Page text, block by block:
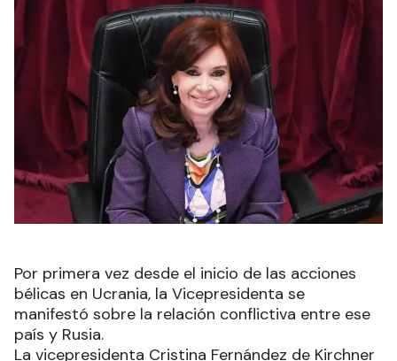
Por primera vez desde el inicio de las acciones
bélicas en Ucrania, la Vicepresidenta se
manifestó sobre la relación conflictiva entre ese
país y Rusia.
La vicepresidenta Cristina Fernández de Kirchner